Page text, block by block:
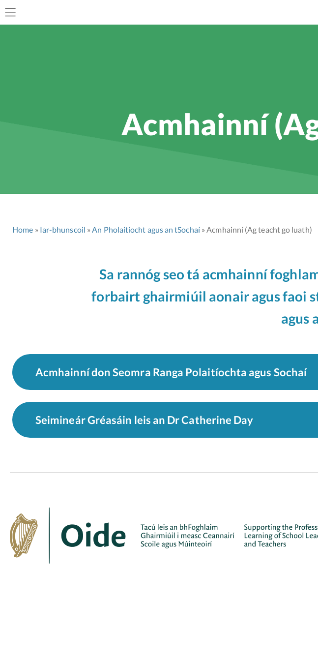
Acmhainní
Home Iar-bhunscoil An Pholaitíocht agus an tSochaí Acmhainní (Ag teacht go luath)
Sa rannóg seo tá acmhainní
forbairt ghairmiúil aonair agus faoi
agus
Acmhainní don Seomra Ranga Polaitíochta agus Sochaí
Seimineár Gréasáin leis an Dr Catherine Day